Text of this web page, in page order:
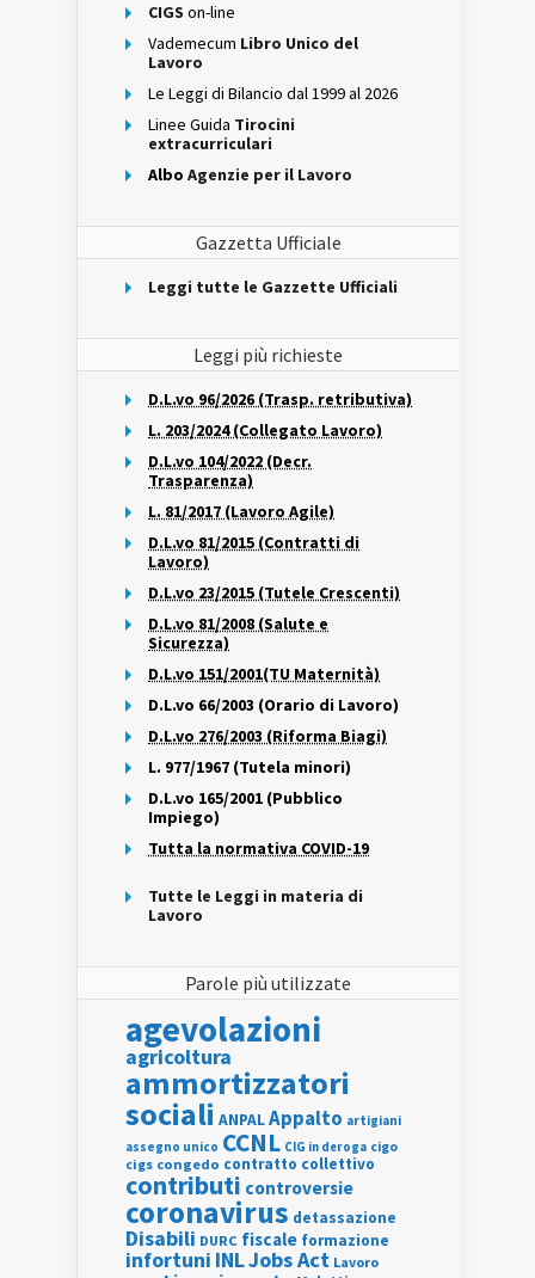
CIGS on-line
Vademecum Libro Unico del
Lavoro
Le Leggi di Bilancio dal 1999 al 2026
Linee Guida Tirocini
extracurriculari
Albo Agenzie per il Lavoro
Gazzetta Ufficiale
Leggi tutte le Gazzette Ufficiali
Leggi più richieste
D.L.vo 96/2026 (Trasp. retributiva)
L. 203/2024 (Collegato Lavoro)
D.L.vo 104/2022 (Decr.
Trasparenza)
L. 81/2017 (Lavoro Agile)
D.L.vo 81/2015 (Contratti di
Lavoro)
D.L.vo 23/2015 (Tutele Crescenti)
D.L.vo 81/2008 (Salute e
Sicurezza)
D.L.vo 151/2001(TU Maternità)
D.L.vo 66/2003 (Orario di Lavoro)
D.L.vo 276/2003 (Riforma Biagi)
L. 977/1967 (Tutela minori)
D.L.vo 165/2001 (Pubblico
Impiego)
Tutta la normativa COVID-19
Tutte le Leggi in materia di
Lavoro
Parole più utilizzate
agevolazioni
agricoltura
ammortizzatori
sociali ANPALAppalto artigiani
assegno unico CCNL CIG in deroga cigo
cigs congedo contratto collettivo
contributi controversie
coronavirus detassazione
Disabili DURC fiscale formazione
infortuni INLJobs Act Lavoro